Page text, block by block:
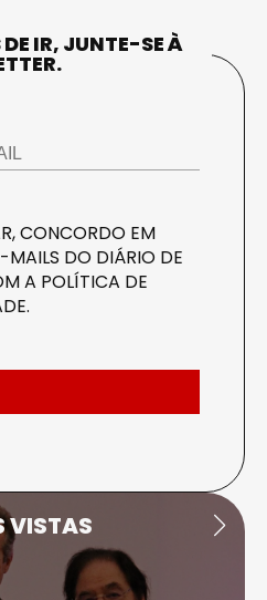
DE IR, JUNTE-SE À
CONCORDO EM
MAILS DO DIÁRIO DE
A POLÍTICA DE
.
VISTAS